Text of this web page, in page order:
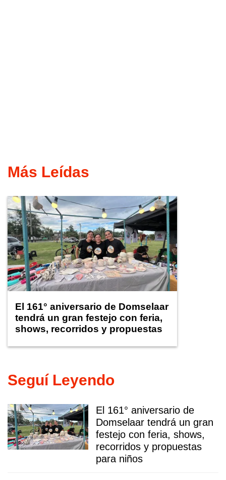
Más Leídas
El 161° aniversario de Domselaar
tendrá un gran festejo con feria,
shows, recorridos y propuestas
Seguí Leyendo
El 161° aniversario de
Domselaar tendrá un gran
festejo con feria, shows,
recorridos y propuestas
para niños